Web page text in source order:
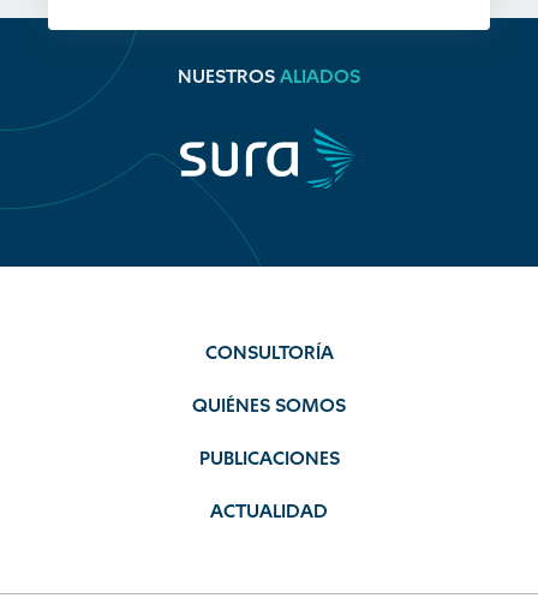
NUESTROS ALIADOS
CONSULTORÍA
QUIÉNES SOMOS
PUBLICACIONES
ACTUALIDAD